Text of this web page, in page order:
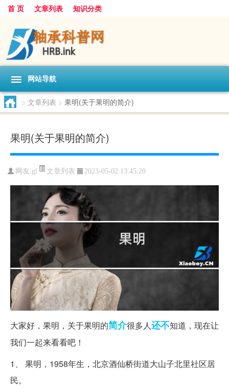
首 页 文章列表 知识分类
网站导航
> 文章列表 > 果明(关于果明的简介)
果明(关于果明的简介)
网友:gl 文章列表 2023-05-02 13:45:20
大家好，果明，关于果明的简介很多人还不知道，现在让
我们一起来看看吧！
1、 果明，1958年生，北京酒仙桥街道大山子北里社区居
民。